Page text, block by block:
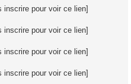
inscrire pour voir ce lien]
inscrire pour voir ce lien]
inscrire pour voir ce lien]
inscrire pour voir ce lien]